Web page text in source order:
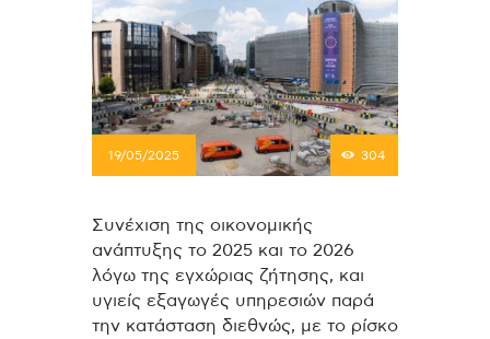
19/05/2025 304
Συνέχιση της οικονομικής
ανάπτυξης το 2025 και το 2026
λόγω της εγχώριας ζήτησης, και
υγιείς εξαγωγές υπηρεσιών παρά
την κατάσταση διεθνώς, με το ρίσκο